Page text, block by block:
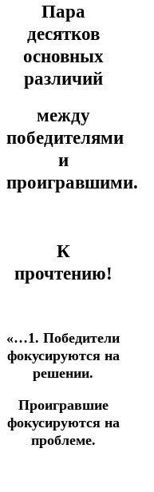
Пара
десятков
основных
различий
между
победителями
и
проигравшими.
К
прочтению!
«…1. Победители
фокусируются на
решении.
Проигравшие
фокусируются на
проблеме.